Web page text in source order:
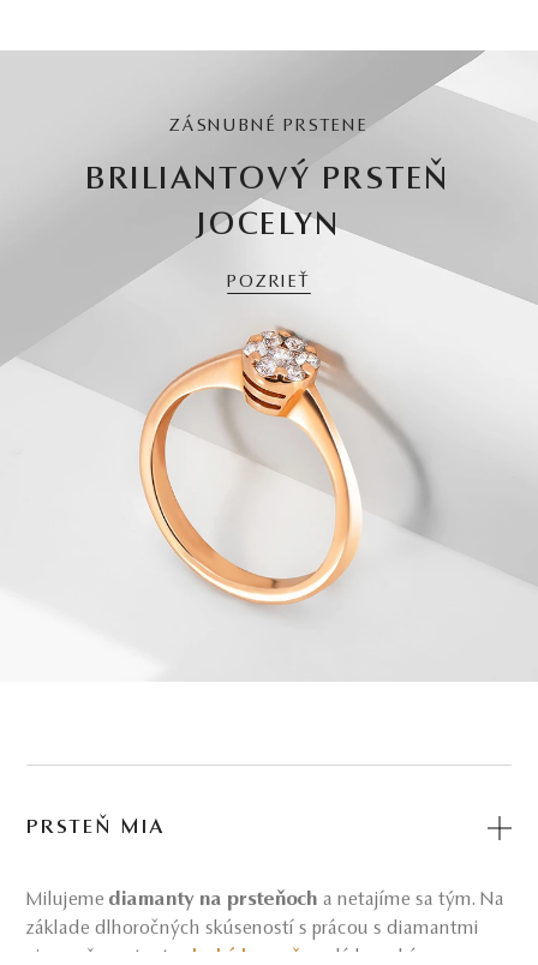
ZÁSNUBNÉ PRSTENE
BRILIANTOVÝ PRSTEŇ
JOCELYN
POZRIEŤ
PRSTEŇ MIA
Milujemediamanty na prsteňoch a netajíme sa tým. Na
základe dlhoročných skúseností s prácou s diamantmi
vieme, že na tento
drahý kameň
sa dá bez obáv